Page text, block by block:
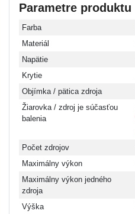
Parametre produktu
Farba
Materiál
Napätie
Krytie
Objímka / pätica zdroja
Žiarovka / zdroj je súčasťou
balenia
Počet zdrojov
Maximálny výkon
Maximálny výkon jedného
zdroja
Výška